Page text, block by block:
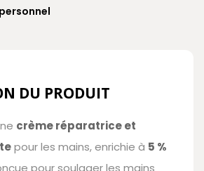
DU PRODUIT
crème réparatrice et
pour les mains, enrichie à 5 %
pour soulager les mains